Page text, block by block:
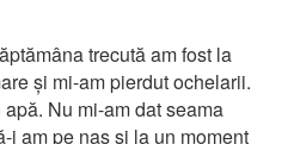
trecută am fost la
și mi-am pierdut ochelarii.
apă. Nu mi-am dat seama
i am pe nas și la un moment